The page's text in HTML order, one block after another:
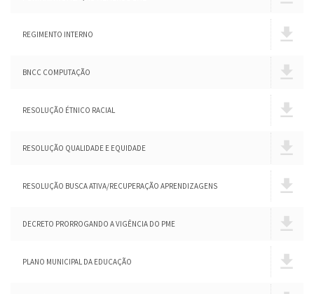
REGIMENTO INTERNO
BNCC COMPUTAÇÃO
RESOLUÇÃO ÉTNICO RACIAL
RESOLUÇÃO QUALIDADE E EQUIDADE
RESOLUÇÃO BUSCA ATIVA/RECUPERAÇÃO APRENDIZAGENS
DECRETO PRORROGANDO A VIGÊNCIA DO PME
PLANO MUNICIPAL DA EDUCAÇÃO